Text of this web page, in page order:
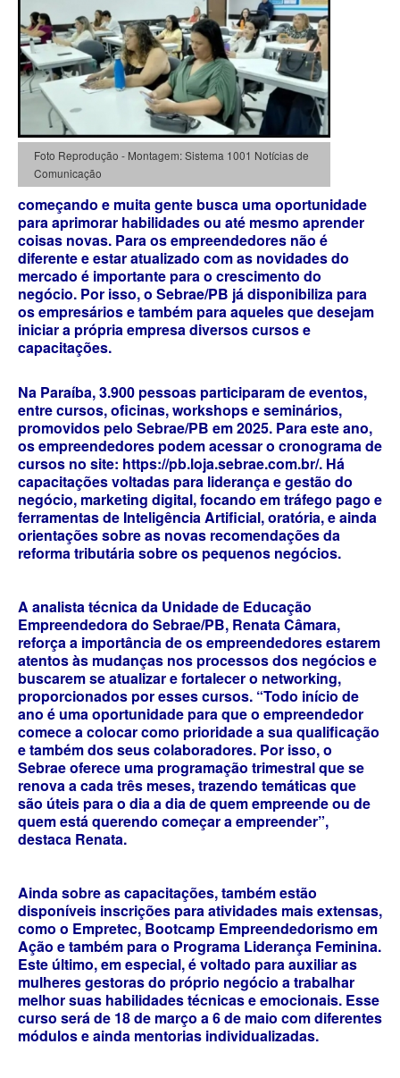
Foto Reprodução - Montagem: Sistema 1001 Notícias de
Comunicação
começando e muita gente busca uma oportunidade
para aprimorar habilidades ou até mesmo aprender
coisas novas. Para os empreendedores não é
diferente e estar atualizado com as novidades do
mercado é importante para o crescimento do
negócio. Por isso, o Sebrae/PB já disponibiliza para
os empresários e também para aqueles que desejam
iniciar a própria empresa diversos cursos e
capacitações.
Na Paraíba, 3.900 pessoas participaram de eventos,
entre cursos, oficinas, workshops e seminários,
promovidos pelo Sebrae/PB em 2025. Para este ano,
os empreendedores podem acessar o cronograma de
cursos no site: https://pb.loja.sebrae.com.br/. Há
capacitações voltadas para liderança e gestão do
negócio, marketing digital, focando em tráfego pago e
ferramentas de Inteligência Artificial, oratória, e ainda
orientações sobre as novas recomendações da
reforma tributária sobre os pequenos negócios.
A analista técnica da Unidade de Educação
Empreendedora do Sebrae/PB, Renata Câmara,
reforça a importância de os empreendedores estarem
atentos às mudanças nos processos dos negócios e
buscarem se atualizar e fortalecer o networking,
proporcionados por esses cursos. “Todo início de
ano é uma oportunidade para que o empreendedor
comece a colocar como prioridade a sua qualificação
e também dos seus colaboradores. Por isso, o
Sebrae oferece uma programação trimestral que se
renova a cada três meses, trazendo temáticas que
são úteis para o dia a dia de quem empreende ou de
quem está querendo começar a empreender”,
destaca Renata.
Ainda sobre as capacitações, também estão
disponíveis inscrições para atividades mais extensas,
como o Empretec, Bootcamp Empreendedorismo em
Ação e também para o Programa Liderança Feminina.
Este último, em especial, é voltado para auxiliar as
mulheres gestoras do próprio negócio a trabalhar
melhor suas habilidades técnicas e emocionais. Esse
curso será de 18 de março a 6 de maio com diferentes
módulos e ainda mentorias individualizadas.